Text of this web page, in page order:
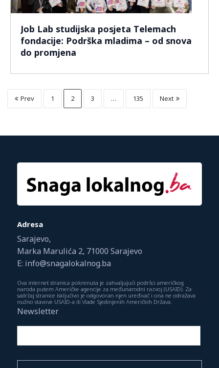
Job Lab studijska posjeta Telemach
fondacije: Podrška mladima – od snova
do promjena
Prev 1 2 3 … 135 Next
Adresa
Sarajevo,
Marka Marulića 2, 71000 Sarajevo
E: info@snagalokalnog.ba
Ova internet stranica pokrenuta je zahvaljujući podršci američkog
naroda putem Američke agencije za međunarodni razvoj (USAID). Za
sadržaj stranice isključivo je odgovoran njen uređivač i ona ne odražava
nužno stavove USAID-a ili Vlade Sjedinjenih Američkih Država.
Newsletter